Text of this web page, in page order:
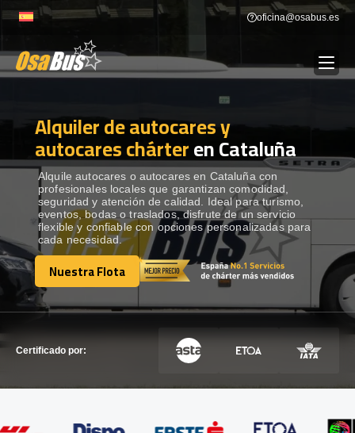
to
oficina@osabus.es
ALQUILER DE AUTOCARES
DESTINOS Show dropdown
RECORRIDAS Show dropdown
FLOTA
Alquiler de autocares y
autocares chárteren Cataluña
Alquile autocares o autocares en Cataluña con
profesionales locales que garantizan comodidad,
seguridad y atención de calidad. Ideal para turismo,
eventos, bodas o traslados, disfrute de un servicio
flexible y confiable con opciones personalizadas para
cada necesidad.
Nuestra Flota
Nuestra Flota
Certificado por: